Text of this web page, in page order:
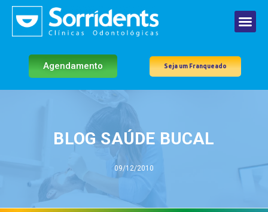
Agendamento Seja um Franqueado
BLOG SAÚDE BUCAL
09/12/2010